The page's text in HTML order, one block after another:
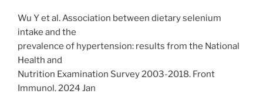
Wu Y et al. Association between dietary selenium
intake and the
prevalence of hypertension: results from the National
Health and
Nutrition Examination Survey 2003-2018. Front
Immunol. 2024 Jan